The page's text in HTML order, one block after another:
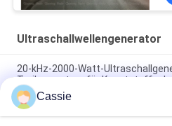
Ultraschallwellengenerator
20-kHz-2000-Watt-
Treibersystem für
Ansteuersystem
für Schneider 40Khz
Cassie